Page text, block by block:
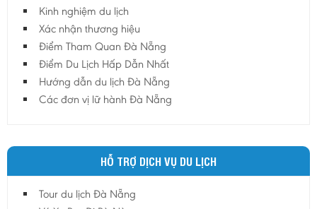
Kinh nghiệm du lịch
Xác nhận thương hiệu
Điểm Tham Quan Đà Nẵng
Điểm Du Lịch Hấp Dẫn Nhất
Hướng dẫn du lịch Đà Nẵng
Các đơn vị lữ hành Đà Nẵng
HỖ TRỢ DỊCH VỤ DU LỊCH
Tour du lịch Đà Nẵng